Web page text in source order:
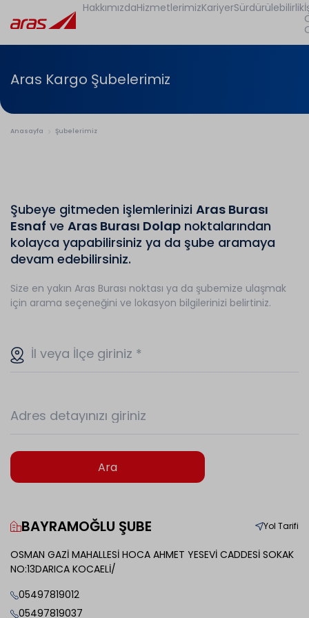
HakkımızdaHizmetlerimizKariyerSürdürülebilirlik
Aras Kargo Şubelerimiz
Anasayfa Şubelerimiz
Şubeye gitmeden işlemlerinizi Aras Burası
Esnaf ve Aras Burası Dolap noktalarından
kolayca yapabilirsiniz ya da şube aramaya
devam edebilirsiniz.
Size en yakın Aras Burası noktası ya da şubemize ulaşmak
için arama seçeneğini ve lokasyon bilgilerinizi belirtiniz.
İl veya İlçe giriniz *
Adres detayınızı giriniz
Ara
BAYRAMOĞLU ŞUBE Yol Tarifi
OSMAN GAZİ MAHALLESİ HOCA AHMET YESEVİ CADDESİ SOKAK
NO:13DARICA KOCAELİ/
05497819012
05497819037